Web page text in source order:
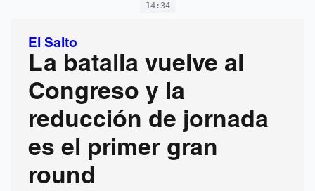
14:34
El Salto
La batalla vuelve al
Congreso y la
reducción de jornada
es el primer gran
round